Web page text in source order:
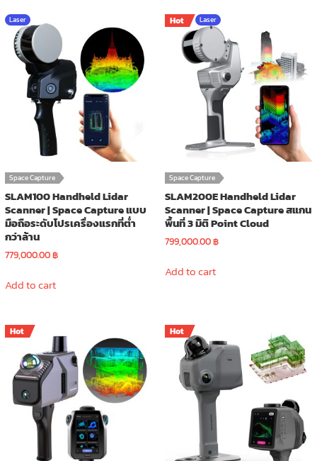
Laser
Space Capture
SLAM100 Handheld Lidar
Scanner | Space Capture แบบ
มือถือระดับโปรเครื่องแรกที่ต่ำ
กว่าล้าน
779,000.00฿
Add to cart
Hot Laser
Space Capture
SLAM200E Handheld Lidar
Scanner | Space Capture สแกน
พื้นที่ 3 มิติ Point Cloud
799,000.00฿
Add to cart
Hot Hot